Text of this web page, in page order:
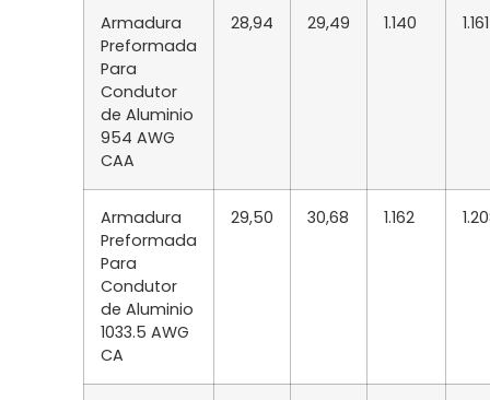
Armadura
Preformada
Para
Condutor
de Aluminio
954 AWG
CAA
28,94 29,49 1.140 1.161
Armadura
Preformada
Para
Condutor
de Aluminio
1033.5 AWG
CA
29,50 30,68 1.162